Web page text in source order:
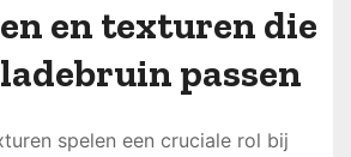
en texturen die
passen
spelen een cruciale rol bij